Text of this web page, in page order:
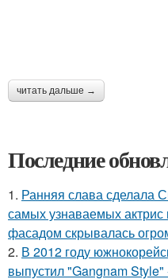
читать дальше →
Последние
1. Ранняя слава сделала
самых узнаваемых актрис
фасадом скрывалась
2. В 2012 году
выпустил "Gangnam